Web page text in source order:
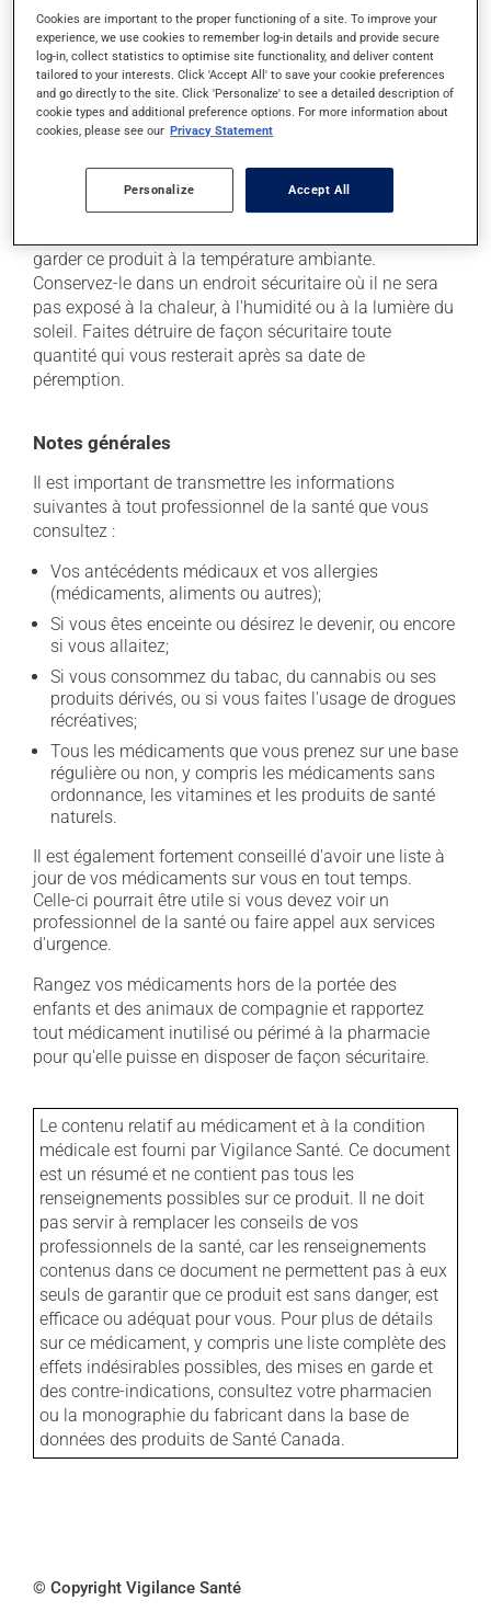
mêmes rapidement, sans intervention. Si vous croyez
que ce produit est la cause d'un problème qui vous
incommode, n'hésitez pas à en parler avec vos
professionnels de la santé. Ils pourront vous aider à
déterminer si votre traitement en est la source et, au
besoin, vous aider à bien gérer la situation.
Conservation
garder ce produit à la température ambiante.
Conservez-le dans un endroit sécuritaire où il ne sera
pas exposé à la chaleur, à l'humidité ou à la lumière du
soleil. Faites détruire de façon sécuritaire toute
quantité qui vous resterait après sa date de
péremption.
Notes générales
Il est important de transmettre les informations
suivantes à tout professionnel de la santé que vous
consultez :
Vos antécédents médicaux et vos allergies
(médicaments, aliments ou autres);
Si vous êtes enceinte ou désirez le devenir, ou encore
si vous allaitez;
Si vous consommez du tabac, du cannabis ou ses
produits dérivés, ou si vous faites l'usage de drogues
récréatives;
Tous les médicaments que vous prenez sur une base
régulière ou non, y compris les médicaments sans
ordonnance, les vitamines et les produits de santé
naturels.
Il est également fortement conseillé d'avoir une liste à
jour de vos médicaments sur vous en tout temps.
Celle-ci pourrait être utile si vous devez voir un
professionnel de la santé ou faire appel aux services
d'urgence.
Rangez vos médicaments hors de la portée des
enfants et des animaux de compagnie et rapportez
tout médicament inutilisé ou périmé à la pharmacie
pour qu'elle puisse en disposer de façon sécuritaire.
Le contenu relatif au médicament et à la condition
médicale est fourni par Vigilance Santé. Ce document
est un résumé et ne contient pas tous les
renseignements possibles sur ce produit. Il ne doit
pas servir à remplacer les conseils de vos
professionnels de la santé, car les renseignements
contenus dans ce document ne permettent pas à eux
seuls de garantir que ce produit est sans danger, est
efficace ou adéquat pour vous. Pour plus de détails
sur ce médicament, y compris une liste complète des
effets indésirables possibles, des mises en garde et
des contre-indications, consultez votre pharmacien
ou la monographie du fabricant dans la base de
données des produits de Santé Canada.
© Copyright Vigilance Santé
Cookies are important to the proper functioning of a site. To improve your
experience, we use cookies to remember log-in details and provide secure
log-in, collect statistics to optimise site functionality, and deliver content
tailored to your interests. Click 'Accept All' to save your cookie preferences
and go directly to the site. Click 'Personalize' to see a detailed description of
cookie types and additional preference options. For more information about
cookies, please see our Privacy Statement
Personalize Accept All